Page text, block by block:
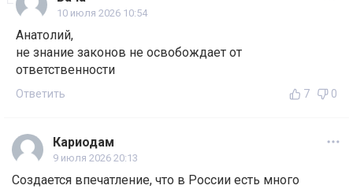
10 июля 2026 10:54
Анатолий,
не знание законов не освобождает от
ответственности
Ответить 7 0
Кариодам
9 июля 2026 20:13
Создается впечатление, что в России есть много